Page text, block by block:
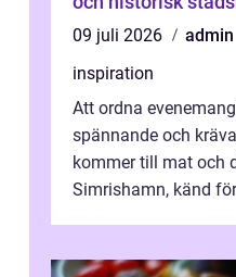
09 juli 2026
admin
inspiration
Att ordna
spännande och
kommer till mat och
Simrishamn, känd